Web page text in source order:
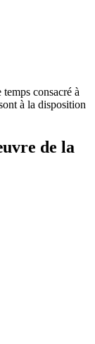
consacré à
à la disposition
de la